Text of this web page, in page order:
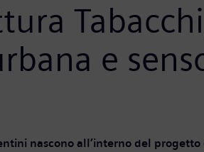
e
nascono all’interno del